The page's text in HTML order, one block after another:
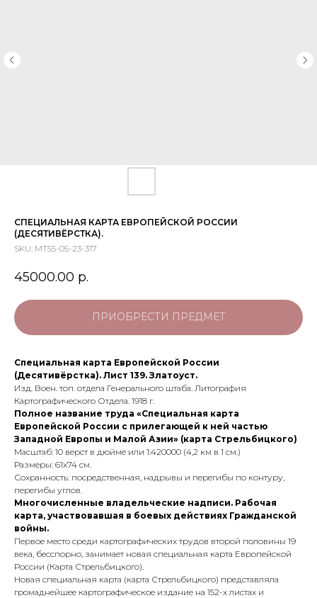
СПЕЦИАЛЬНАЯ КАРТА ЕВРОПЕЙСКОЙ РОССИИ
(ДЕСЯТИВЁРСТКА).
SKU: МТ55-05-23-317
45000.00 р.
ПРИОБРЕСТИ ПРЕДМЕТ
Специальная карта Европейской России
(Десятивёрстка). Лист 139. Златоуст.
Изд. Воен. топ. отдела Генерального штаба. Литография
Картографического Отдела. 1918 г.
Полное название труда «Специальная карта
Европейской России с прилегающей к ней частью
Западной Европы и Малой Азии» (карта Стрельбицкого)
Масштаб: 10 верст в дюйме или 1:420000 (4,2 км в 1 см.)
Размеры: 61х74 см.
Сохранность: посредственная, надрывы и перегибы по контуру,
перегибы углов.
Многочисленные владельческие надписи. Рабочая
карта, участвовавшая в боевых действиях Гражданской
войны.
Первое место среди картографических трудов второй половины 19
века, бесспорно, занимает новая специальная карта Европейской
России (Карта Стрельбицкого).
Новая специальная карта (карта Стрельбицкого) представляла
громаднейшее картографическое издание на 152-х листах и